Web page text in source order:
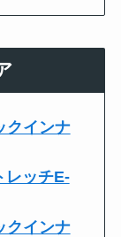
クインナ
レッチE-
クインナ